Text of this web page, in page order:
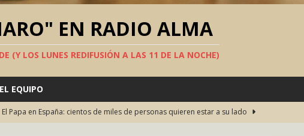
EN RADIO ALMA
(Y LOS LUNES REDIFUSIÓN A LAS 11 DE LA NOCHE)
EL EQUIPO
El Papa en España: cientos de miles de personas quieren estar a su lado